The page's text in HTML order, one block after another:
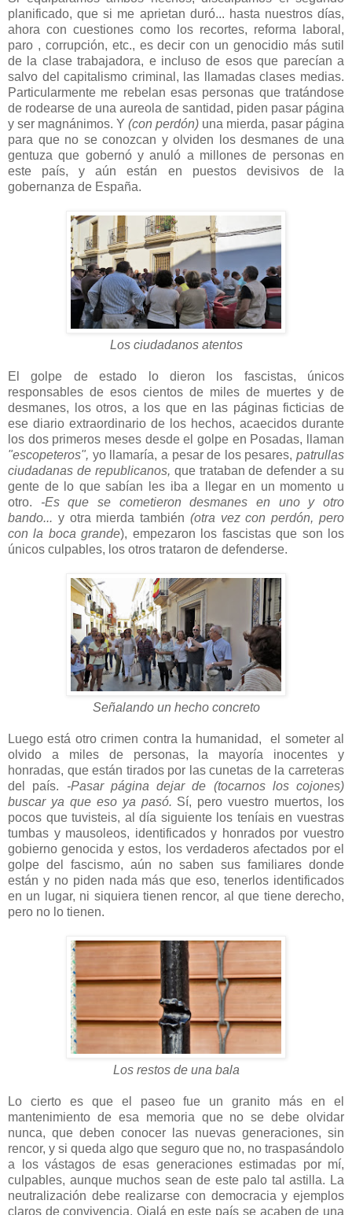
planificado, que si me aprietan duró... hasta nuestros días,
ahora con cuestiones como los recortes, reforma laboral,
paro , corrupción, etc., es decir con un genocidio más sutil
de la clase trabajadora, e incluso de esos que parecían a
salvo del capitalismo criminal, las llamadas clases medias.
Particularmente me rebelan esas personas que tratándose
de rodearse de una aureola de santidad, piden pasar página
y ser magnánimos. Y (con perdón) una mierda, pasar página
para que no se conozcan y olviden los desmanes de una
gentuza que gobernó y anuló a millones de personas en
este país, y aún están en puestos devisivos de la
gobernanza de España.
Los ciudadanos atentos
El golpe de estado lo dieron los fascistas, únicos
responsables de esos cientos de miles de muertes y de
desmanes, los otros, a los que en las páginas ficticias de
ese diario extraordinario de los hechos, acaecidos durante
los dos primeros meses desde el golpe en Posadas, llaman
"escopeteros", yo llamaría, a pesar de los pesares, patrullas
ciudadanas de republicanos, que trataban de defender a su
gente de lo que sabían les iba a llegar en un momento u
otro. -Es que se cometieron desmanes en uno y otro
bando... y otra mierda también (otra vez con perdón, pero
con la boca grande), empezaron los fascistas que son los
únicos culpables, los otros trataron de defenderse.
Señalando un hecho concreto
Luego está otro crimen contra la humanidad, el someter al
olvido a miles de personas, la mayoría inocentes y
honradas, que están tirados por las cunetas de la carreteras
del país. -Pasar página dejar de (tocarnos los cojones)
buscar ya que eso ya pasó. Sí, pero vuestro muertos, los
pocos que tuvisteis, al día siguiente los teníais en vuestras
tumbas y mausoleos, identificados y honrados por vuestro
gobierno genocida y estos, los verdaderos afectados por el
golpe del fascismo, aún no saben sus familiares donde
están y no piden nada más que eso, tenerlos identificados
en un lugar, ni siquiera tienen rencor, al que tiene derecho,
pero no lo tienen.
Los restos de una bala
Lo cierto es que el paseo fue un granito más en el
mantenimiento de esa memoria que no se debe olvidar
nunca, que deben conocer las nuevas generaciones, sin
rencor, y si queda algo que seguro que no, no traspasándolo
a los vástagos de esas generaciones estimadas por mí,
culpables, aunque muchos sean de este palo tal astilla. La
neutralización debe realizarse con democracia y ejemplos
claros de convivencia. Ojalá en este país se acaben de una